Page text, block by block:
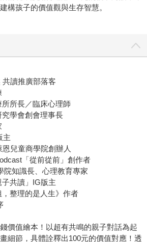
構孩子的價值觀與生存智慧。
讀推廣部落客
所長／臨床心理師
學會創會理事長
主
兒童商學院創辦人
「從前從前」創作者
院知識長、心理教育專家
共讀」IG版主
整理的是人生》作者
價值繪本！以超有共鳴的親子對話為起
細節，具體詮釋出100元的價值對應！透